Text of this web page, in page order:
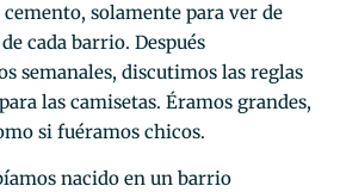
cemento, solamente para ver de
cada barrio. Después
semanales, discutimos las reglas
las camisetas. Éramos grandes,
si fuéramos chicos.
nacido en un barrio